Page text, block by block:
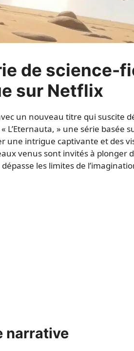
de science-
sur Netflix
un nouveau titre qui suscite
L’Eternauta, » une série basée
une intrigue captivante et des
venus sont invités à plonger
les limites de
narrative